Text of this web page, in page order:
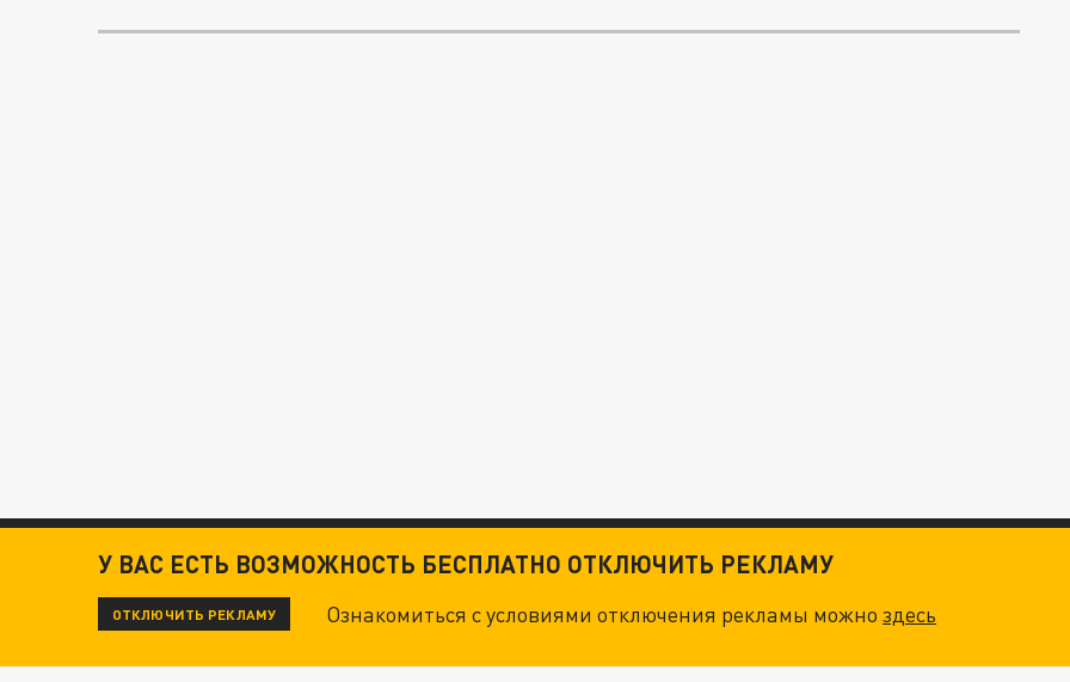
У ВАС ЕСТЬ ВОЗМОЖНОСТЬ БЕСПЛАТНО ОТКЛЮЧИТЬ РЕКЛАМУ
ОТКЛЮЧИТЬ РЕКЛАМУ Ознакомиться с условиями отключения рекламы можноздесь